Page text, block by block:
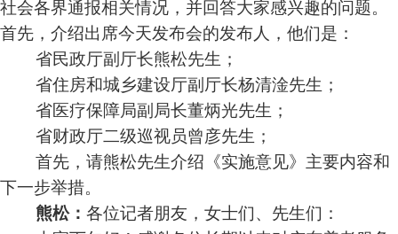
社会各界通报相关情况，并回答大家感兴趣的问题。
首先，介绍出席今天发布会的发布人，他们是：
省民政厅副厅长熊松先生；
省住房和城乡建设厅副厅长杨清淦先生；
省医疗保障局副局长董炳光先生；
省财政厅二级巡视员曾彦先生；
首先，请熊松先生介绍《实施意见》主要内容和
下一步举措。
熊松： 各位记者朋友，女士们、先生们：